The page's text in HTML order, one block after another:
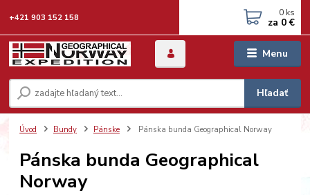
Menu
Hľadať
+421 903 152 158 0 ks
za 0 €
Úvod Bundy Pánske Pánska bunda Geographical Norway
Pánska bunda Geographical
Norway